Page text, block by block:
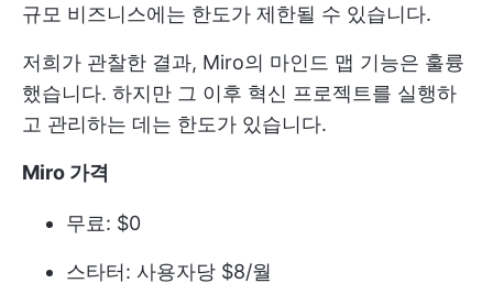
규모 비즈니스에는 한도가 제한될 수 있습니다.
저희가 관찰한 결과, Miro의 마인드 맵 기능은 훌륭
했습니다. 하지만 그 이후 혁신 프로젝트를 실행하
고 관리하는 데는 한도가 있습니다.
Miro 가격
무료: $0
스타터: 사용자당 $8/월